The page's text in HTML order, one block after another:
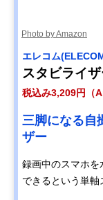
Photo by Amazon
エレコム
スタビライ
税込み3,209円（
三脚になる自
ザー
録画中のスマホを
できるという単軸